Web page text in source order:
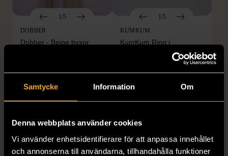
Samtycke Information Om
Denna webbplats använder cookies
Vi använder enhetsidentifierare för att anpassa innehållet
och annonserna till användarna, tillhandahålla funktioner
1/5
DOBBER
Dobber - Beige byxor
179 kr
1/5
KUMKUM
KumKum Ring i
sterlingsilver med svarta
399 kr